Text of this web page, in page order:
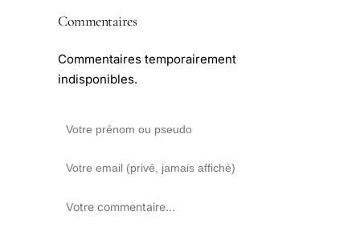
Commentaires
Commentaires temporairement
indisponibles.